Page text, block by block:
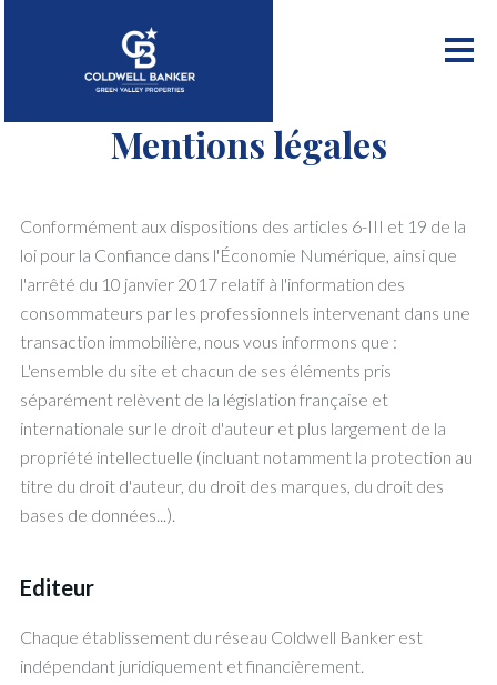
Mentions légales
Conformément aux dispositions des articles 6-III et 19 de la
loi pour la Confiance dans l'Économie Numérique, ainsi que
l'arrêté du 10 janvier 2017 relatif à l'information des
consommateurs par les professionnels intervenant dans une
transaction immobilière, nous vous informons que :
L'ensemble du site et chacun de ses éléments pris
séparément relèvent de la législation française et
internationale sur le droit d'auteur et plus largement de la
propriété intellectuelle (incluant notamment la protection au
titre du droit d'auteur, du droit des marques, du droit des
bases de données...).
Editeur
Chaque établissement du réseau Coldwell Banker est
indépendant juridiquement et financièrement.